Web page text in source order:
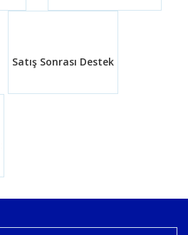
Satış Sonrası Destek